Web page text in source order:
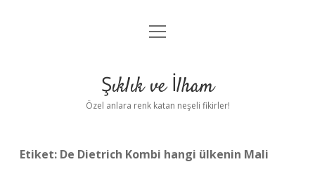
Anasayfa
Yasal Uyarı
menüyü
Şıklık ve İlham
Özel anlara renk katan neşeli fikirler!
Etiket: De Dietrich Kombi hangi ülkenin Mali